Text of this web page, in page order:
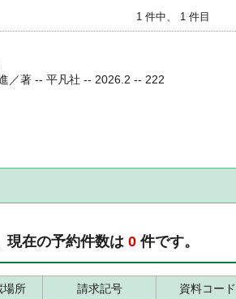
1 件中、 1 件目
／著 -- 平凡社 -- 2026.2 -- 222
現在の予約件数は 0 件です。
場所 請求記号
資料コード